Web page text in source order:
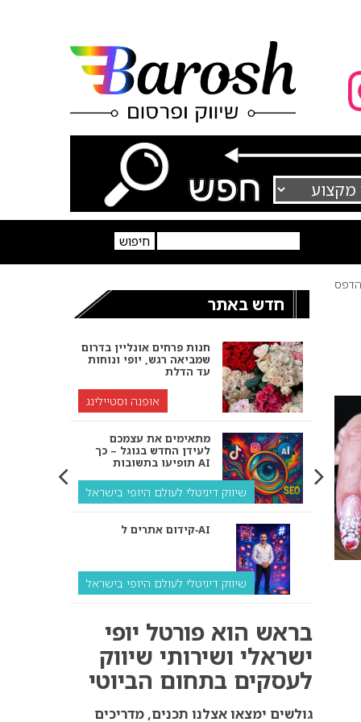
הדפס
חדש באתר
חנות פרחים אונליין בדרום
שמביאה רגש, יופי ונוחות
עד הדלת
אופנה וסטיילינג
מתאימים את עצמכם
לעידן החדש בגוגל – כך
תופיעו בתשובות AI
שיווק דיגיטלי לעולם היופי בישראל
קידום אתרים ל‑AI
שיווק דיגיטלי לעולם היופי בישראל
ולמה העסק שלך צריך
שיווק דיגיטלי לעסקים
קידום ל‑AI לעומת קידום
בראש הוא פורטל יופי
ישראלי ושירותי שיווק
לעסקים בתחום הביוטי
גולשים ימצאו אצלנו תכנים, מדריכים